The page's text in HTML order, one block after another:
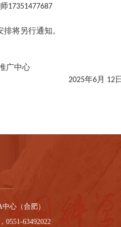
17351477687
将另行通知。
中心
2025年6月 12
心（合肥）
0551-63492022